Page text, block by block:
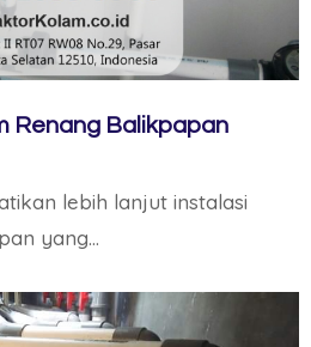
Renang Balikpapan
lebih lanjut instalasi
yang…